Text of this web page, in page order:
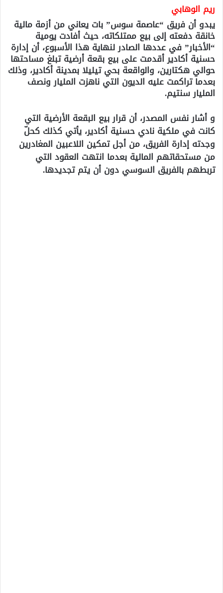
ريم الوهابي
يبدو أن فريق “عاصمة سوس” بات يعاني من أزمة مالية
خانقة دفعته إلى بيع ممتلكاته، حيث أفادت يومية
“الأخبار” في عددها الصادر لنهاية هذا الأسبوع، أن إدارة
حسنية أكادير أقدمت على بيع بقعة أرضية تبلغ مساحتها
حوالي هكتارين، والواقعة بحي تيليلا بمدينة أكادير، وذلك
بعدما تراكمت عليه الديون التي ناهزت المليار ونصف
المليار سنتيم.
و أشار نفس المصدر، أن قرار بيع البقعة الأرضية التي
كانت في ملكية نادي حسنية أكادير، يأتي كذلك كحلّ
وجدته إدارة الفريق، من أجل تمكين اللاعبين المغادرين
من مستحقاتهم المالية بعدما انتهت العقود التي
تربطهم بالفريق السوسي دون أن يتم تجديدها.